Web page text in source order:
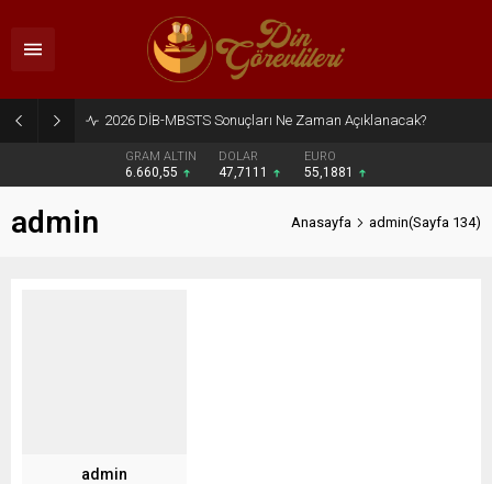
2026 DİB-MBSTS Sonuçları Ne Zaman Açıklanacak?
GRAM ALTIN
6.660,55
DOLAR
47,7111
EURO
55,1881
admin Anasayfa admin(Sayfa 134)
admin